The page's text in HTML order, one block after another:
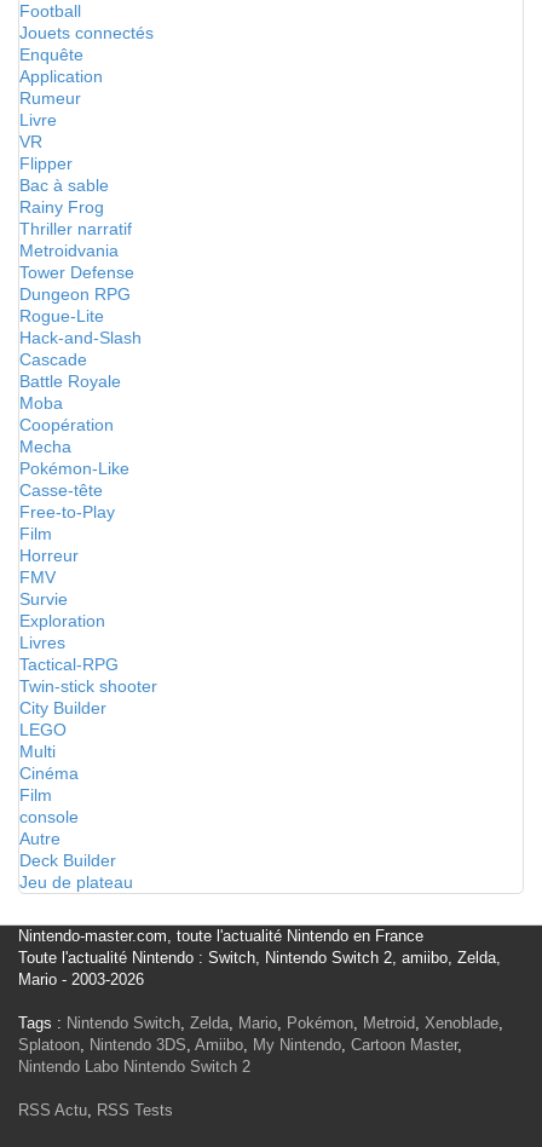
Football
Jouets connectés
Enquête
Application
Rumeur
Livre
VR
Flipper
Bac à sable
Rainy Frog
Thriller narratif
Metroidvania
Tower Defense
Dungeon RPG
Rogue-Lite
Hack-and-Slash
Cascade
Battle Royale
Moba
Coopération
Mecha
Pokémon-Like
Casse-tête
Free-to-Play
Film
Horreur
FMV
Survie
Exploration
Livres
Tactical-RPG
Twin-stick shooter
City Builder
LEGO
Multi
Cinéma
Film
console
Autre
Deck Builder
Jeu de plateau
Nintendo-master.com, toute l'actualité Nintendo en France
Toute l'actualité Nintendo : Switch, Nintendo Switch 2, amiibo, Zelda,
Mario - 2003-2026
Tags : Nintendo Switch, Zelda, Mario, Pokémon, Metroid, Xenoblade,
Splatoon, Nintendo 3DS, Amiibo, My Nintendo, Cartoon Master,
Nintendo Labo Nintendo Switch 2
RSS Actu, RSS Tests